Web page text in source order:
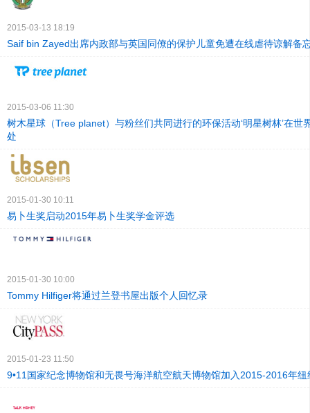
2015-03-13 18:19
Saif bin Zayed出席内政部与英国同僚的保护儿童免遭在线虐待谅解备
2015-03-06 11:30
树木星球（Tree planet）与粉丝们共同进行的环保活动‘明星树林’在世
处
2015-01-30 10:11
易卜生奖启动2015年易卜生奖学金评选
2015-01-30 10:00
Tommy Hilfiger将通过兰登书屋出版个人回忆录
2015-01-23 11:50
9•11国家纪念博物馆和无畏号海洋航空航天博物馆加入2015-2016年纽